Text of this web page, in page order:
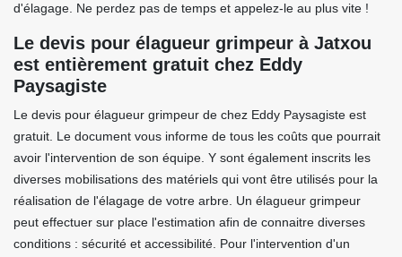
d'élagage. Ne perdez pas de temps et appelez-le au plus vite !
Le devis pour élagueur grimpeur à Jatxou
est entièrement gratuit chez Eddy
Paysagiste
Le devis pour élagueur grimpeur de chez Eddy Paysagiste est
gratuit. Le document vous informe de tous les coûts que pourrait
avoir l'intervention de son équipe. Y sont également inscrits les
diverses mobilisations des matériels qui vont être utilisés pour la
réalisation de l'élagage de votre arbre. Un élagueur grimpeur
peut effectuer sur place l'estimation afin de connaitre diverses
conditions : sécurité et accessibilité. Pour l'intervention d'un